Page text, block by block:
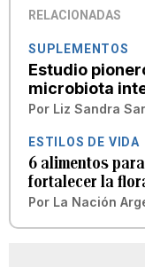
RELACIONADAS
SUPLEMENTOS
Estudio
microbiota
Por Liz Sandra
ESTILOS DE VIDA
6 alimentos
fortalecer la
Por La Nación